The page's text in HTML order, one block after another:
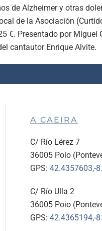
de Alzheimer y otras
de la Asociación
€. Presentado por Miguel
cantautor Enrique Alvite.
A CAEIRA
C/ Río Lérez 7
36005 Poio
GPS: 42.4357603,-
C/ Río Ulla 2
36005 Poio
GPS: 42.4365194,-